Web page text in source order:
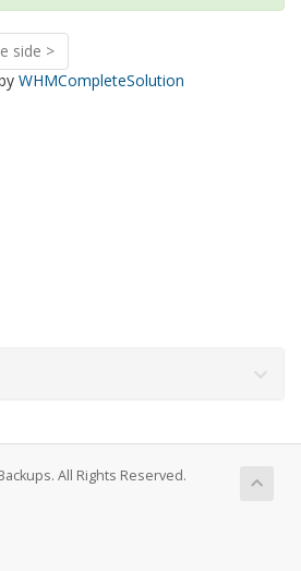
side >
WHMCompleteSolution
All Rights Reserved.